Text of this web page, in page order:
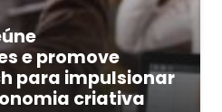
e promove
para impulsionar
criativa